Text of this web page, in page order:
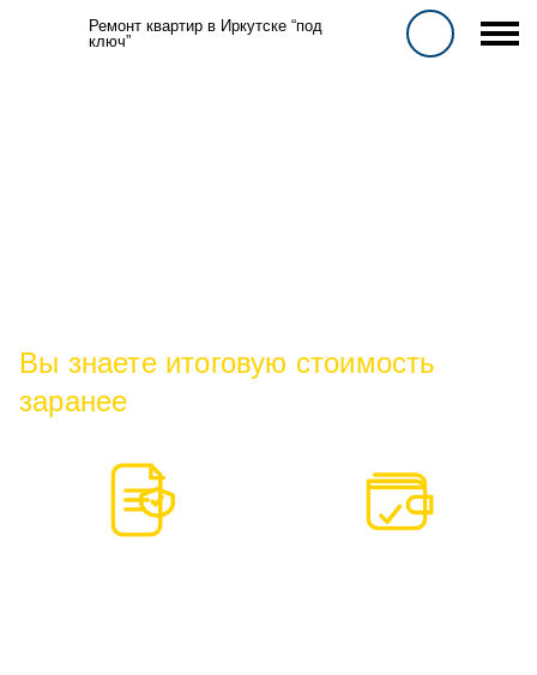
Ремонт квартир в Иркутске “под
ключ”
Вы знаете итоговую стоимость
заранее